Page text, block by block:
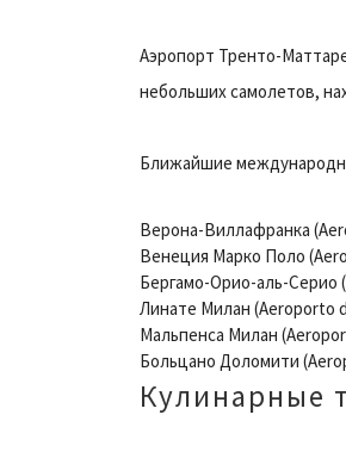
Аэропорт Тренто-
небольших самолетов,
Ближайшие
Верона-Виллафранка
Венеция Марко Поло
Бергамо-Орио-аль-Серио
Линате Милан (Aeroporto
Мальпенса Милан
Больцано Доломити
Кулинарные